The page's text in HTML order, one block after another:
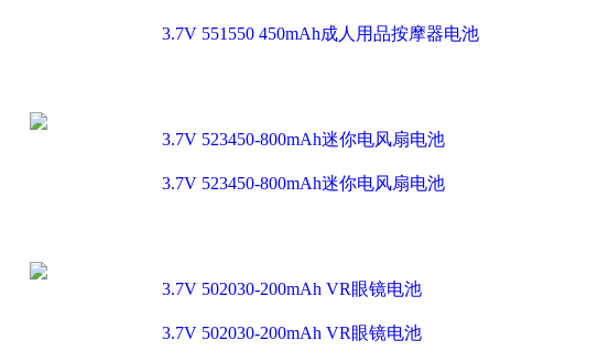
3.7V 551550 450mAh成人用品按摩器电池
3.7V 523450-800mAh迷你电风扇电池
3.7V 523450-800mAh迷你电风扇电池
3.7V 502030-200mAh VR眼镜电池
3.7V 502030-200mAh VR眼镜电池